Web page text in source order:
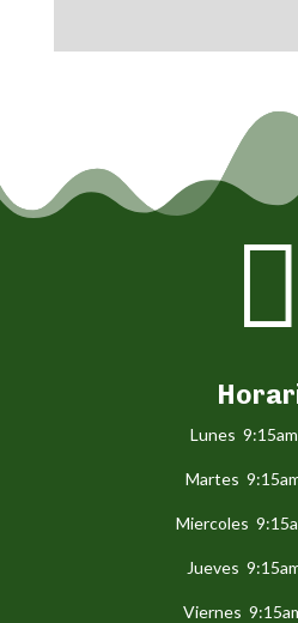

Lunes
Martes
Miercoles
Jueves
Viernes